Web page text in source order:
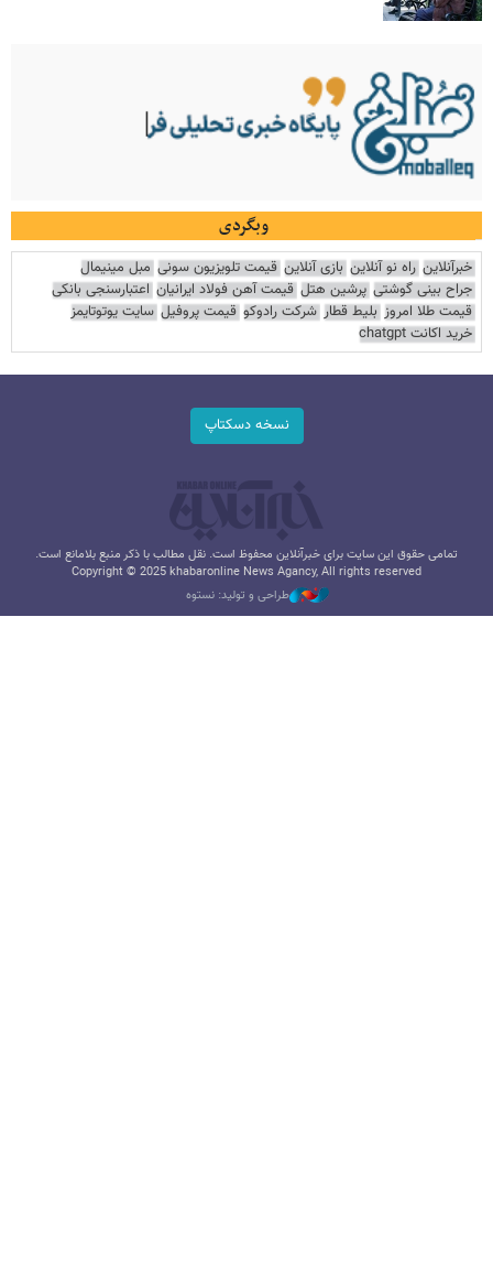
وبگردی
خبرآنلاین راه نو آنلاین بازی آنلاین قیمت تلویزیون سونی مبل مینیمال
جراح بینی گوشتی پرشین هتل قیمت آهن فولاد ایرانیان اعتبارسنجی بانکی
قیمت طلا امروز بلیط قطار شرکت رادوکو قیمت پروفیل سایت یوتوتایمز
خرید اکانت chatgpt
نسخه دسکتاپ
تمامی حقوق این سایت برای خبرآنلاین محفوظ است. نقل مطالب با ذکر منبع بلامانع است.
Copyright © 2025 khabaronline News Agancy, All rights reserved
طراحی و تولید: نستوه